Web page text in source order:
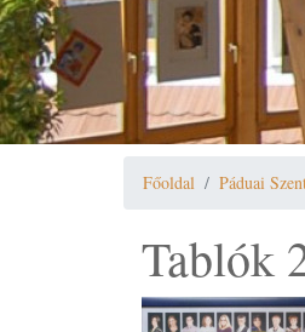
Főoldal Páduai
Tablók